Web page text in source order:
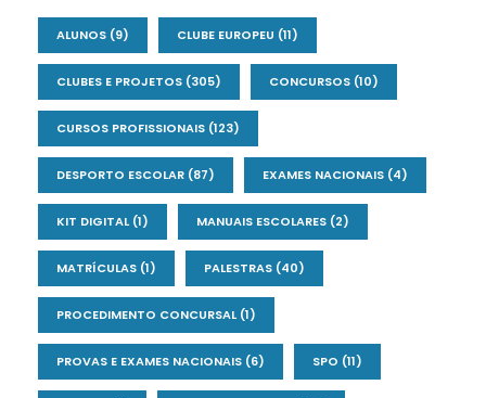
ALUNOS (9) CLUBE EUROPEU (11)
CLUBES E PROJETOS (305) CONCURSOS (10)
CURSOS PROFISSIONAIS (123)
DESPORTO ESCOLAR (87) EXAMES NACIONAIS (4)
KIT DIGITAL(1) MANUAIS ESCOLARES (2)
MATRÍCULAS (1) PALESTRAS (40)
PROCEDIMENTO CONCURSAL(1)
PROVAS E EXAMES NACIONAIS (6) SPO (11)